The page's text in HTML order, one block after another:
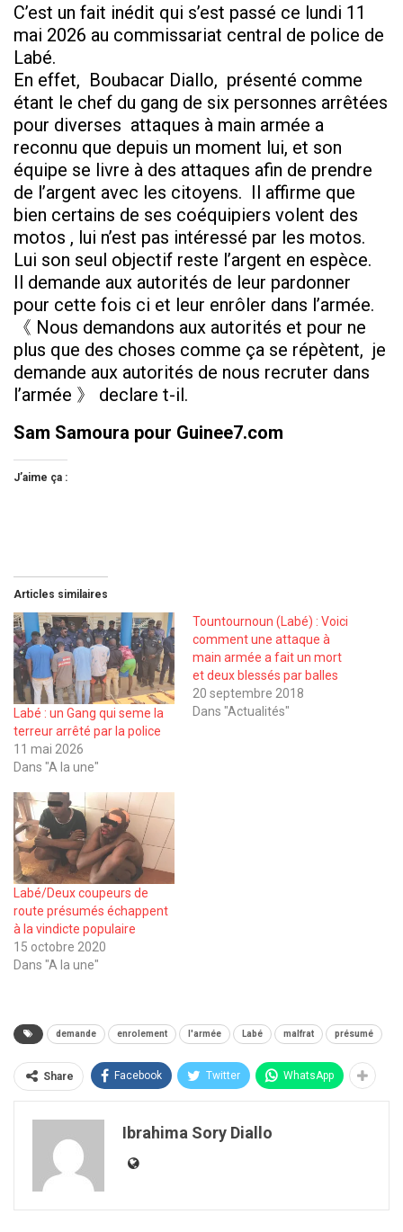
C’est un fait inédit qui s’est passé ce lundi 11
mai 2026 au commissariat central de police de
Labé.
En effet, Boubacar Diallo, présenté comme
étant le chef du gang de six personnes arrêtées
pour diverses attaques à main armée a
reconnu que depuis un moment lui, et son
équipe se livre à des attaques afin de prendre
de l’argent avec les citoyens. Il affirme que
bien certains de ses coéquipiers volent des
motos , lui n’est pas intéressé par les motos.
Lui son seul objectif reste l’argent en espèce.
Il demande aux autorités de leur pardonner
pour cette fois ci et leur enrôler dans l’armée.
《 Nous demandons aux autorités et pour ne
plus que des choses comme ça se répètent, je
demande aux autorités de nous recruter dans
l’armée 》 declare t-il.
Sam Samoura pour Guinee7.com
J’aime ça :
Articles similaires
Labé : un Gang qui seme la
terreur arrêté par la police
11 mai 2026
Dans "A la une"
Tountournoun (Labé) : Voici
comment une attaque à
main armée a fait un mort
et deux blessés par balles
20 septembre 2018
Dans "Actualités"
Labé/Deux coupeurs de
route présumés échappent
à la vindicte populaire
15 octobre 2020
Dans "A la une"
demande enrolement l'armée Labé malfrat présumé
Share Facebook Twitter WhatsApp
Ibrahima Sory Diallo